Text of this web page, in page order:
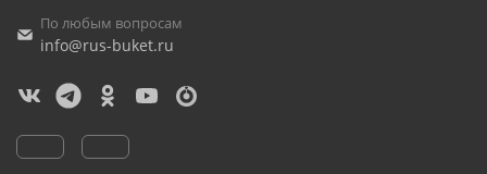
По любым вопросам
info@rus-buket.ru